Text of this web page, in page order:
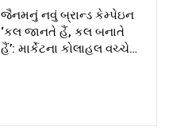
જૈનમનું નવું બ્રાન્ડ કેમ્પેઇન
‘કલ જાનતે હૈં, કલ બનાતે
હૈં’: માર્કેટના કોલાહલ વચ્ચે…